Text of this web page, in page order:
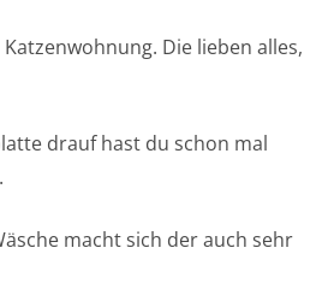
Die lieben alles,
drauf hast du schon mal
macht sich der auch sehr